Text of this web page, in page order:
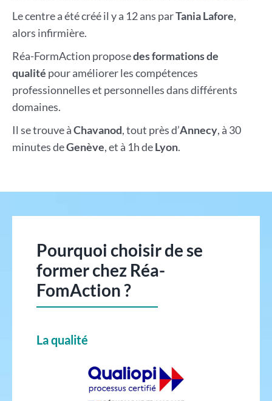
Le centre a été créé il y a 12 ans parTania Lafore,
alors infirmière.
Réa-FormAction proposedes formations de
qualité pour améliorer les compétences
professionnelles et personnelles dans différents
domaines.
Il se trouve àChavanod, tout près d’Annecy, à 30
minutes deGenève, et à 1h deLyon.
Pourquoi choisir de se
former chez Réa-
FomAction ?
La qualité